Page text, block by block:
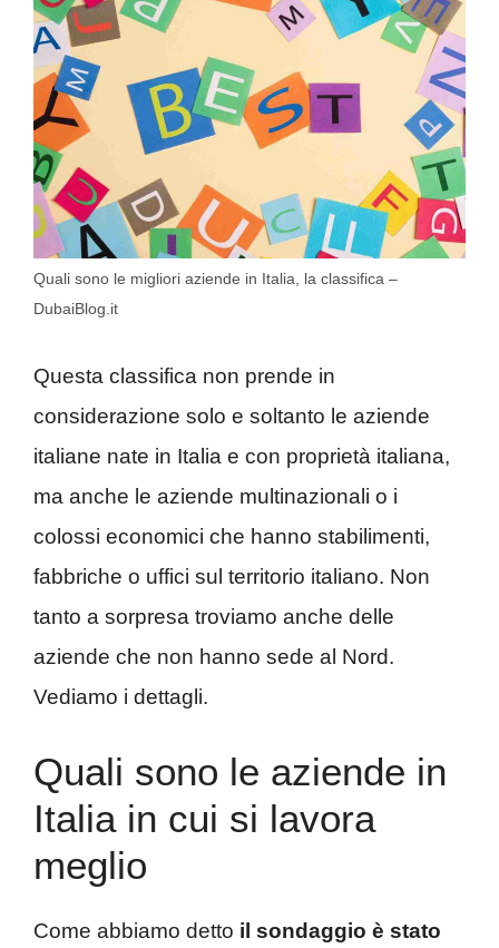
Quali sono le migliori aziende in Italia, la classifica –
DubaiBlog.it
Questa classifica non prende in
considerazione solo e soltanto le aziende
italiane nate in Italia e con proprietà italiana,
ma anche le aziende multinazionali o i
colossi economici che hanno stabilimenti,
fabbriche o uffici sul territorio italiano. Non
tanto a sorpresa troviamo anche delle
aziende che non hanno sede al Nord.
Vediamo i dettagli.
Quali sono le aziende in
Italia in cui si lavora
meglio
Come abbiamo detto il sondaggio è stato